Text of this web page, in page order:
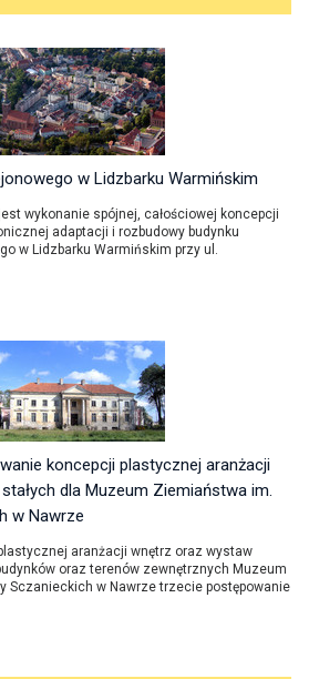
w Lidzbarku Warmińskim
wykonanie spójnej, całościowej koncepcji
adaptacji i rozbudowy budynku
w Lidzbarku Warmińskim przy ul.
koncepcji plastycznej aranżacji
dla Muzeum Ziemiaństwa im.
w Nawrze
aranżacji wnętrz oraz wystaw
oraz terenów zewnętrznych Muzeum
Sczanieckich w Nawrze trzecie postępowanie